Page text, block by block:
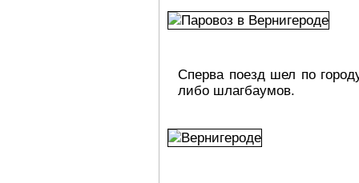
Сперва поезд шел по
либо шлагбаумов.